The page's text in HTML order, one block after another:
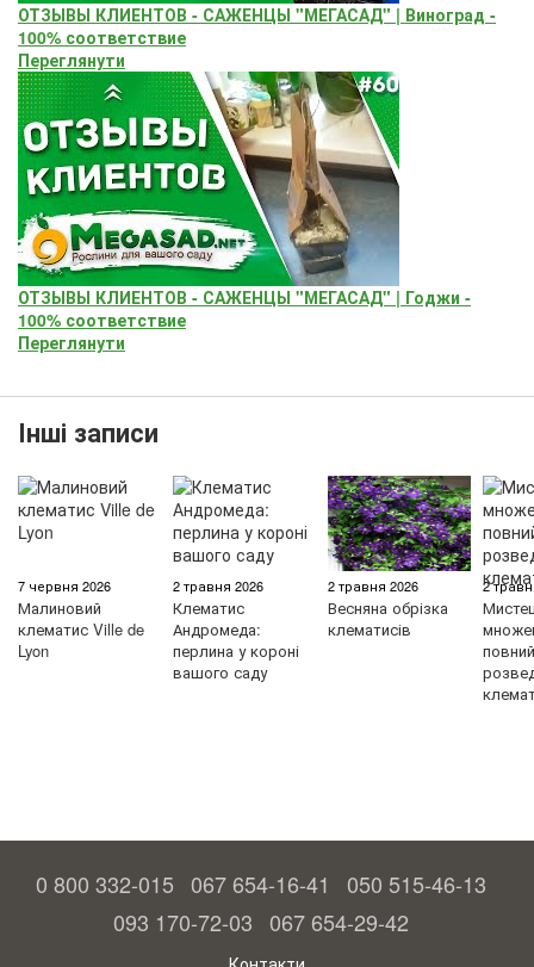
ОТЗЫВЫ КЛИЕНТОВ - САЖЕНЦЫ "МЕГАСАД" | Виноград -
100% соответствие
Переглянути
ОТЗЫВЫ КЛИЕНТОВ - САЖЕНЦЫ "МЕГАСАД" | Годжи -
100% соответствие
Переглянути
Інші записи
7 червня 2026
Малиновий
клематис Ville de
Lyon
2 травня 2026
Клематис
Андромеда:
перлина у короні
вашого саду
2 травня 2026
Весняна обрізка
клематисів
2
повний
0 800 332-015 067 654-16-41
050 515-46-13
093 170-72-03 067 654-29-42